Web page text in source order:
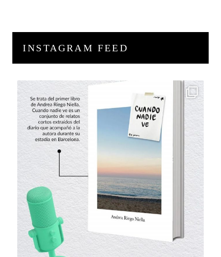
INSTAGRAM FEED